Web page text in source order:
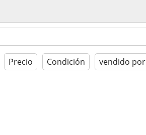
Precio Condición vendido por